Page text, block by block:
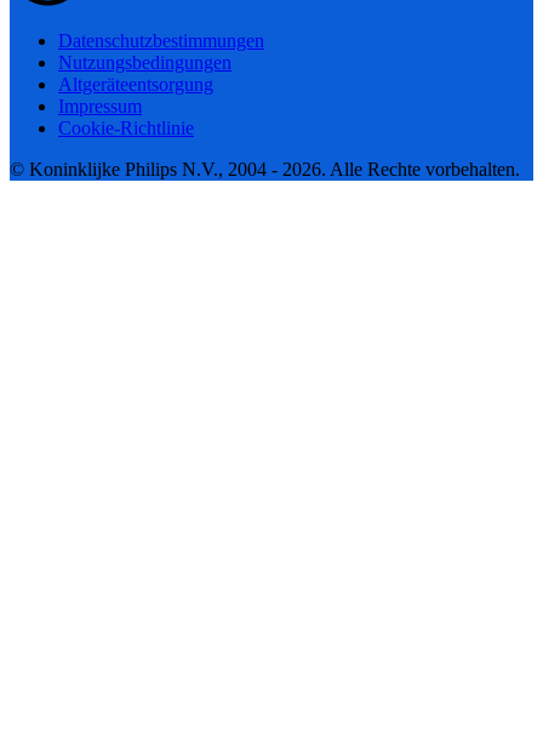
Datenschutzbestimmungen
Nutzungsbedingungen
Altgeräteentsorgung
Impressum
Cookie-Richtlinie
© Koninklijke Philips N.V., 2004 - 2026. Alle Rechte vorbehalten.